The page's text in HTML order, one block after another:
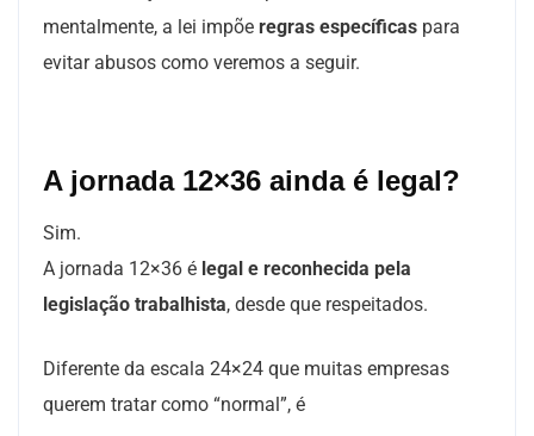
mentalmente, a lei impõe regras específicas para
evitar abusos como veremos a seguir.
A jornada 12×36 ainda é legal?
Sim.
A jornada 12×36 é legal e reconhecida pela
legislação trabalhista, desde que respeitados.
Diferente da escala 24×24 que muitas empresas
querem tratar como “normal”, é